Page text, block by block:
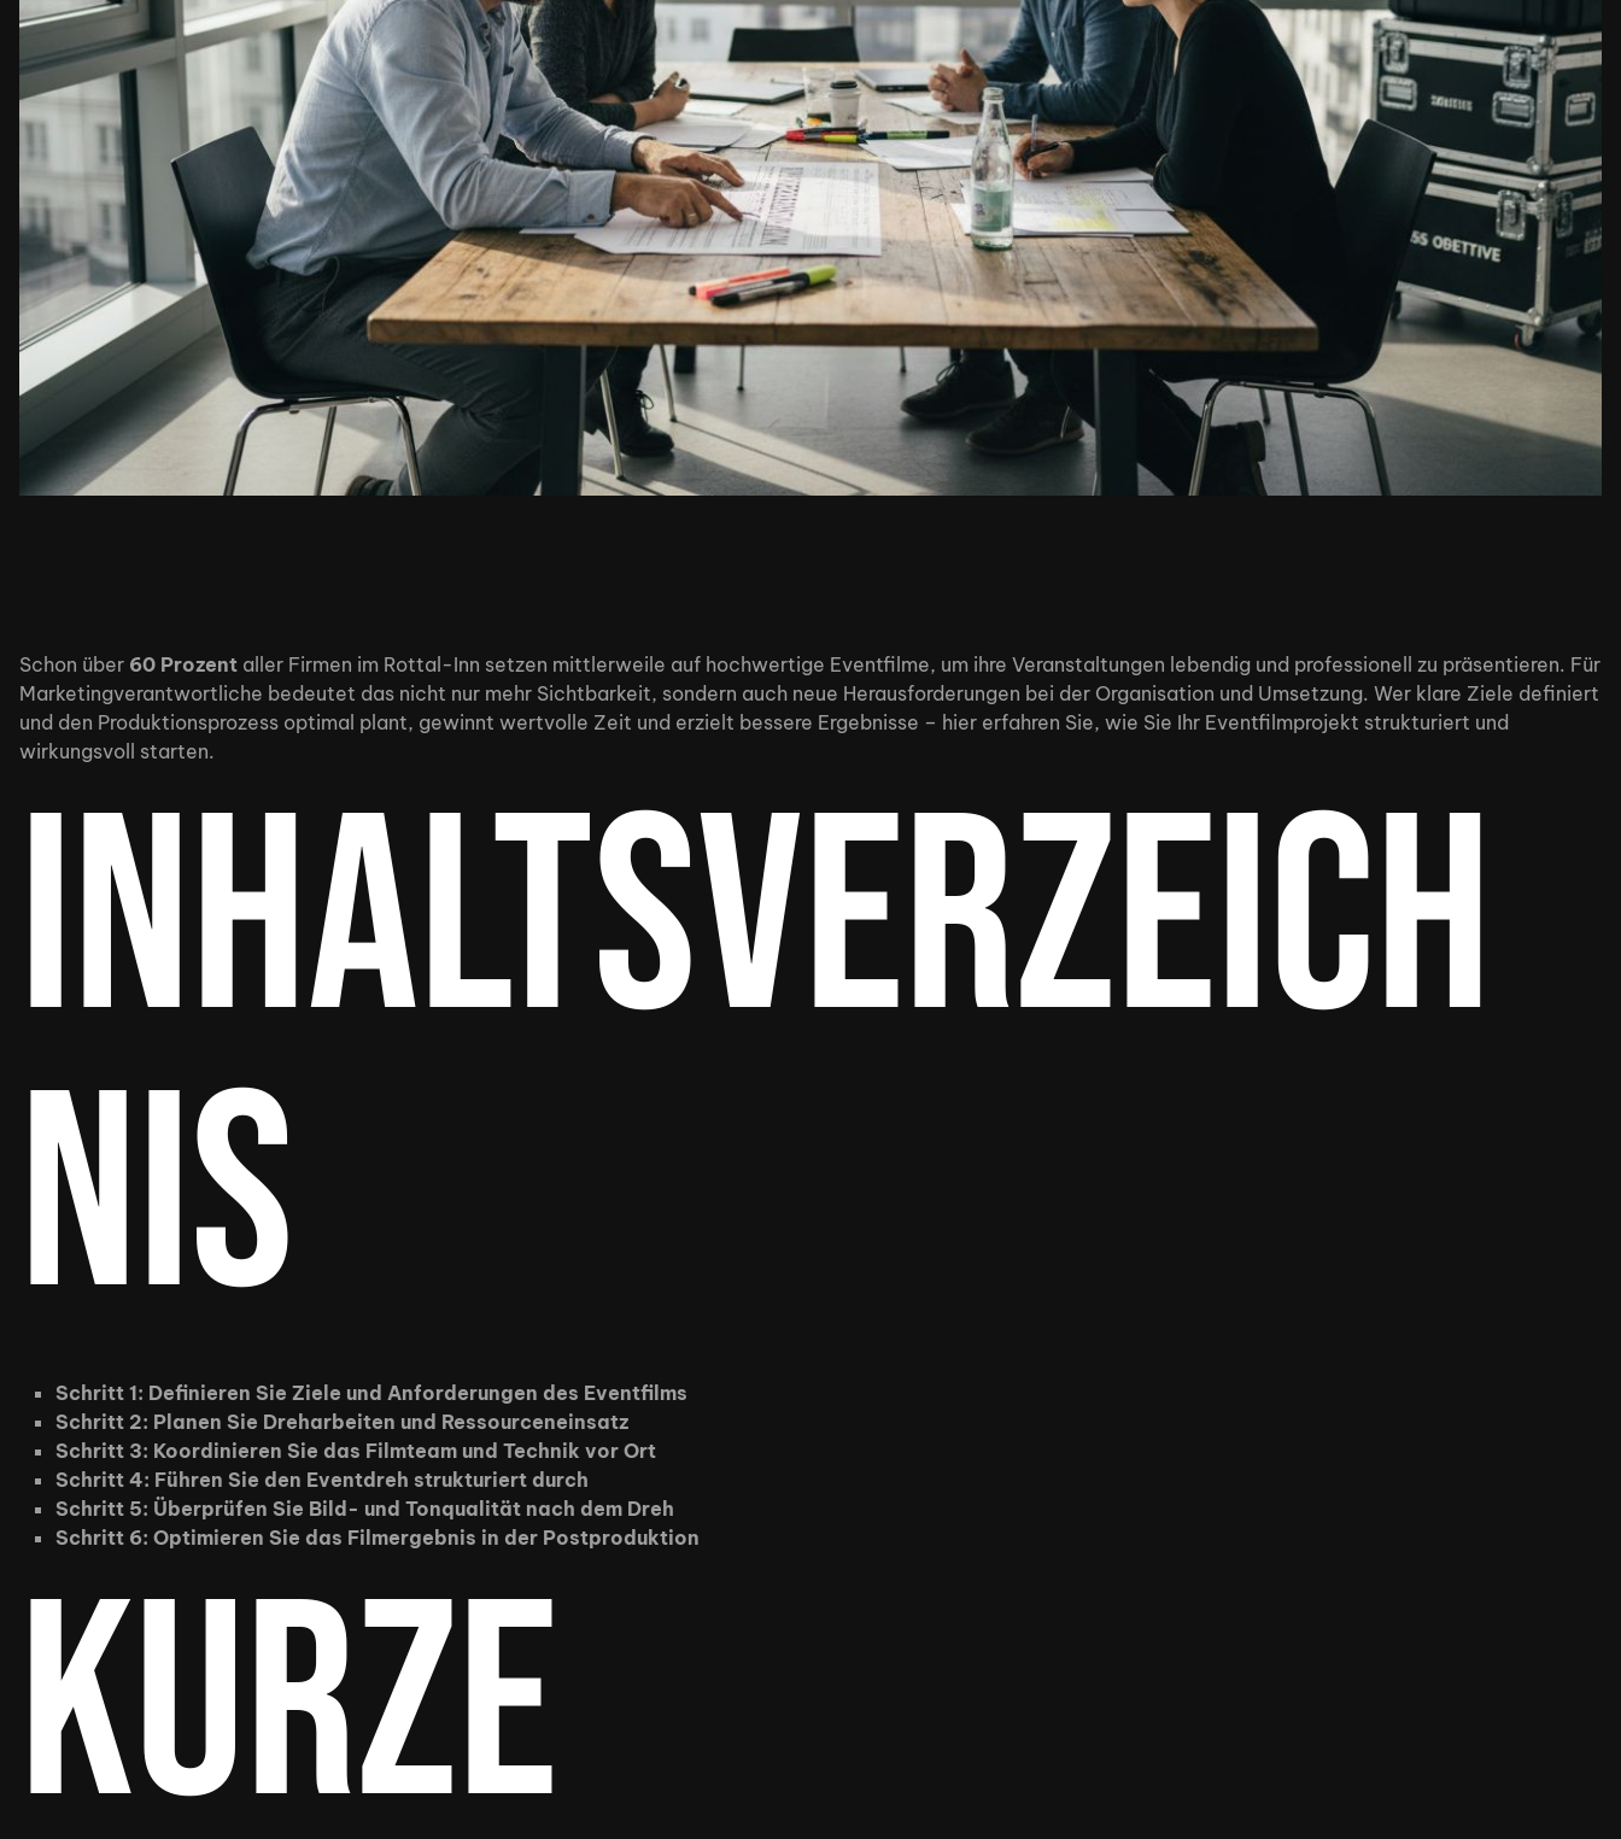
Schon über 60 Prozent aller Firmen im Rottal-Inn setzen mittlerweile auf hochwertige Eventfilme, um ihre Veranstaltungen lebendig und professionell zu präsentieren. Für
Marketingverantwortliche bedeutet das nicht nur mehr Sichtbarkeit, sondern auch neue Herausforderungen bei der Organisation und Umsetzung. Wer klare Ziele definiert
und den Produktionsprozess optimal plant, gewinnt wertvolle Zeit und erzielt bessere Ergebnisse – hier erfahren Sie, wie Sie Ihr Eventfilmprojekt strukturiert und
wirkungsvoll starten.
Inhaltsverzeich
nis
Schritt 1: Definieren Sie Ziele und Anforderungen des Eventfilms
Schritt 2: Planen Sie Dreharbeiten und Ressourceneinsatz
Schritt 3: Koordinieren Sie das Filmteam und Technik vor Ort
Schritt 4: Führen Sie den Eventdreh strukturiert durch
Schritt 5: Überprüfen Sie Bild- und Tonqualität nach dem Dreh
Schritt 6: Optimieren Sie das Filmergebnis in der Postproduktion
Kurze
Work